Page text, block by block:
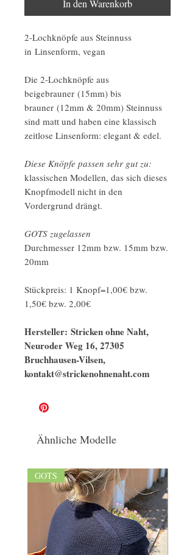
In den Warenkorb
2-Lochknöpfe aus Steinnuss
in Linsenform, vegan
Die 2-Lochknöpfe aus
beigebrauner (15mm) bis
brauner (12mm & 20mm) Steinnuss
sind matt und haben eine klassisch
zeitlose Linsenform: elegant & edel.
Diese Knöpfe passen sehr gut zu:
klassischen Modellen, das sich dieses
Knopfmodell nicht in den
Vordergrund drängt.
GOTS zugelassen
Durchmesser 12mm bzw. 15mm bzw.
20mm
Stückpreis: 1 Knopf=1,00€ bzw.
1,50€ bzw. 2,00€
Hersteller: Stricken ohne Naht,
Neuroder Weg 16, 27305
Bruchhausen-Vilsen,
kontakt@strickenohnenaht.com
Ähnliche Modelle
GOTS